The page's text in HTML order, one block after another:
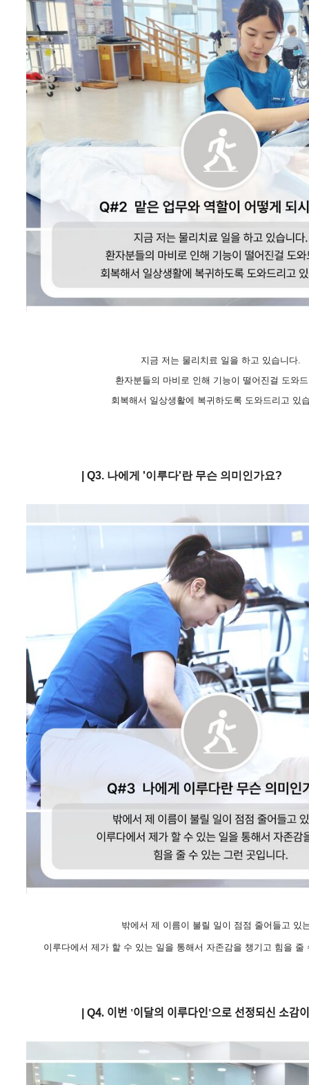
지금 저는 물리치료 일을 하고 있습니다.
환자분들의 마비로 인해 기능이 떨어진걸 도와
회복해서 일상생활에 복귀하도록 도와드리고 있
| Q3. 나에게 '이루다'란 무슨 의미인가요?
밖에서 제 이름이 불릴 일이 점점 줄어들고 있
이루다에서 제가 할 수 있는 일을 통해서 자존감을 챙기고 힘을 줄
| Q4. 이번 '이달의 이루다인'으로 선정되신 소감